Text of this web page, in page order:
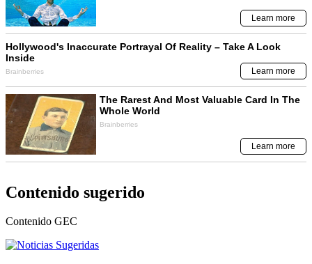
Contenido sugerido
Contenido GEC